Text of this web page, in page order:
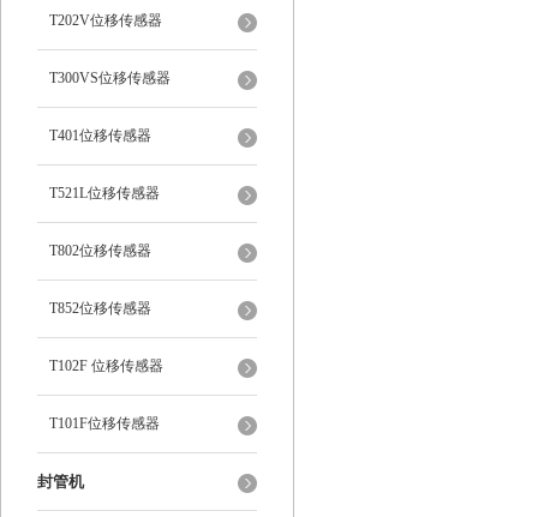
T202V位移传感器
T300VS位移传感器
T401位移传感器
T521L位移传感器
T802位移传感器
T852位移传感器
T102F 位移传感器
T101F位移传感器
封管机